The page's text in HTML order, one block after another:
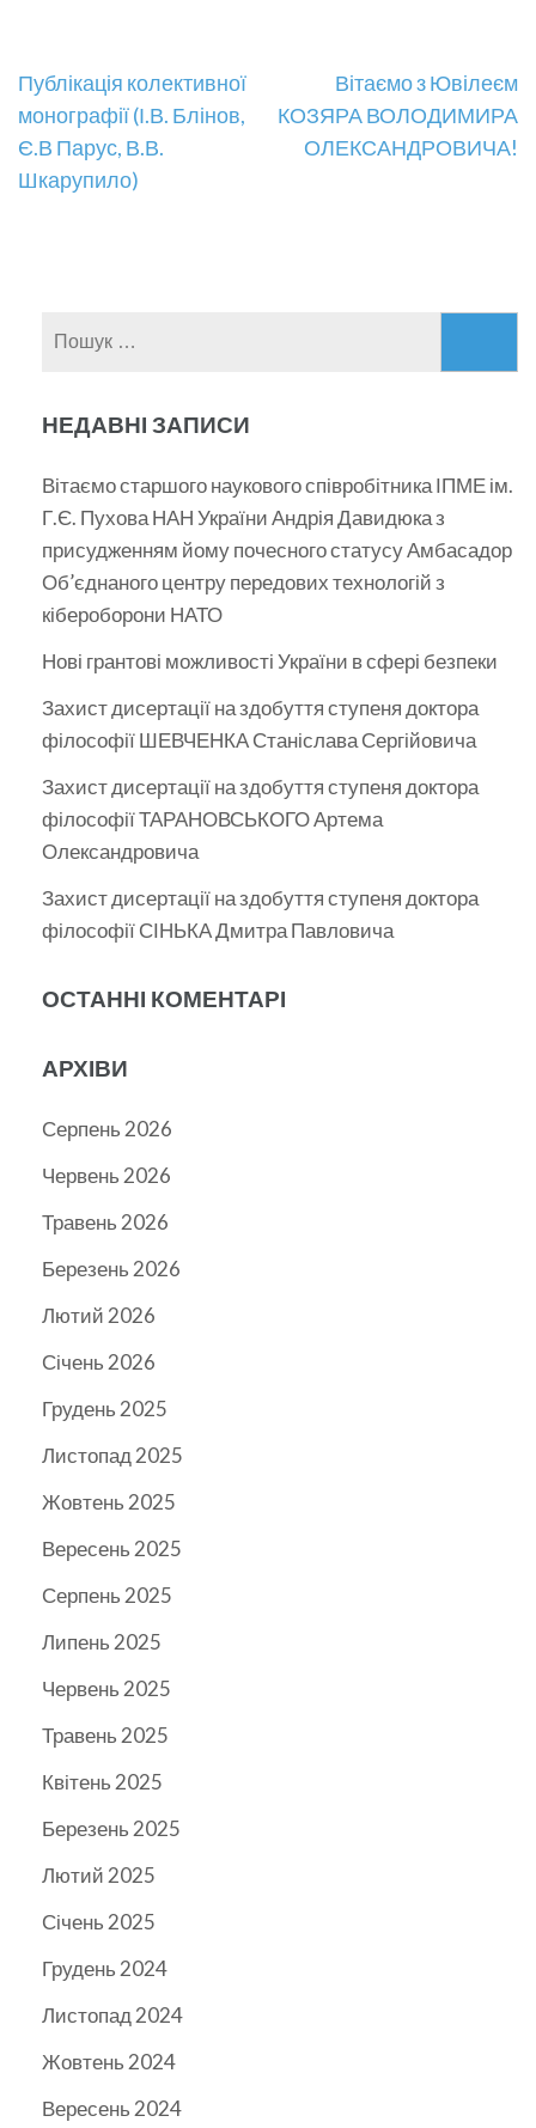
Навігація
записів
Публікація колективної
монографії (І.В. Блінов,
Є.В Парус, В.В.
Шкарупило)
Вітаємо з Ювілеєм
КОЗЯРА ВОЛОДИМИРА
ОЛЕКСАНДРОВИЧА!
НЕДАВНІ ЗАПИСИ
Вітаємо старшого наукового співробітника ІПМЕ ім.
Г.Є. Пухова НАН України Андрія Давидюка з
присудженням йому почесного статусу Амбасадор
Об’єднаного центру передових технологій з
кібероборони НАТО
Нові грантові можливості України в сфері безпеки
Захист дисертації на здобуття ступеня доктора
філософії ШЕВЧЕНКА Станіслава Сергійовича
Захист дисертації на здобуття ступеня доктора
філософії ТАРАНОВСЬКОГО Артема
Олександровича
Захист дисертації на здобуття ступеня доктора
філософії СІНЬКА Дмитра Павловича
ОСТАННІ КОМЕНТАРІ
АРХІВИ
Серпень 2026
Червень 2026
Травень 2026
Березень 2026
Лютий 2026
Січень 2026
Грудень 2025
Листопад 2025
Жовтень 2025
Вересень 2025
Серпень 2025
Липень 2025
Червень 2025
Травень 2025
Квітень 2025
Березень 2025
Лютий 2025
Січень 2025
Грудень 2024
Листопад 2024
Жовтень 2024
Вересень 2024